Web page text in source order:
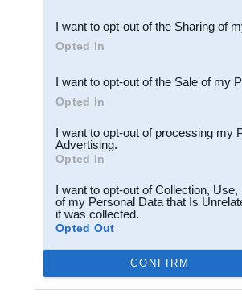
Downstream Participants
third parties.
I want to opt-out of the Sharing of
Opted In
I want to opt-out of the Sale of my
Opted In
I want to opt-out of processing my
Advertising.
Opted In
I want to opt-out of Collection,
of my Personal Data that Is
it was collected.
Opted Out
CONFIRM